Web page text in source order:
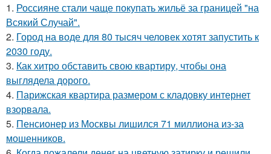
1. Россияне стали чаще покупать жильё за границей "на
Всякий Случай".
2. Город на воде для 80 тысяч человек хотят запустить к
2030 году.
3. Как хитро обставить свою квартиру, чтобы она
выглядела дорого.
4. Парижская квартира размером с кладовку интернет
взорвала.
5. Пенсионер из Москвы лишился 71 миллиона из-за
мошенников.